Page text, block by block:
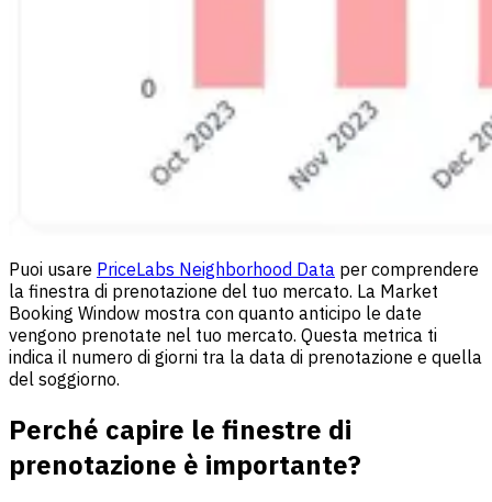
Puoi usare PriceLabs Neighborhood Data per comprendere
la finestra di prenotazione del tuo mercato. La Market
Booking Window mostra con quanto anticipo le date
vengono prenotate nel tuo mercato. Questa metrica ti
indica il numero di giorni tra la data di prenotazione e quella
del soggiorno.
Perché capire le finestre di
prenotazione è importante?